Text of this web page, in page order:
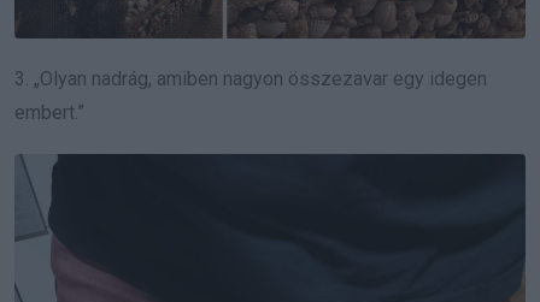
3. „Olyan nadrág, amiben nagyon összezavar egy idegen
embert.”